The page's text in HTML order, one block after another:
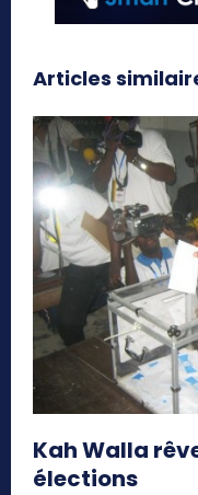
Articles
Kah Walla
élections